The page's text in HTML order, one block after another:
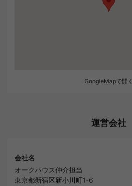
GoogleMapで開く
運営会社
会社名
オークハウス仲介担当
東京都新宿区新小川町1-6